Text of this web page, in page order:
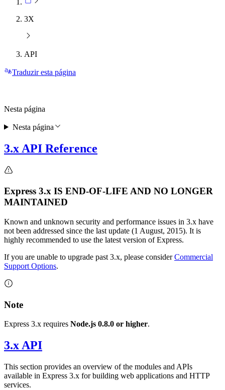
3X
API
Traduzir esta página
3.x API Reference
Express 3.x IS END-OF-LIFE AND NO LONGER
MAINTAINED
Known and unknown security and performance issues in 3.x have
not been addressed since the last update (1 August, 2015). It is
highly recommended to use the latest version of Express.
If you are unable to upgrade past 3.x, please considerCommercial
Support Options.
Note
Express 3.x requires Node.js 0.8.0 or higher.
3.x API
This section provides an overview of the modules and APIs
available in Express 3.x for building web applications and HTTP
services.
Nesta página
Nesta página